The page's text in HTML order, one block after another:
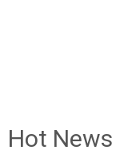
Hot News